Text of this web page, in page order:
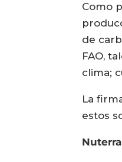
Como
de
FAO,
clima;
La
estos
Nuterra